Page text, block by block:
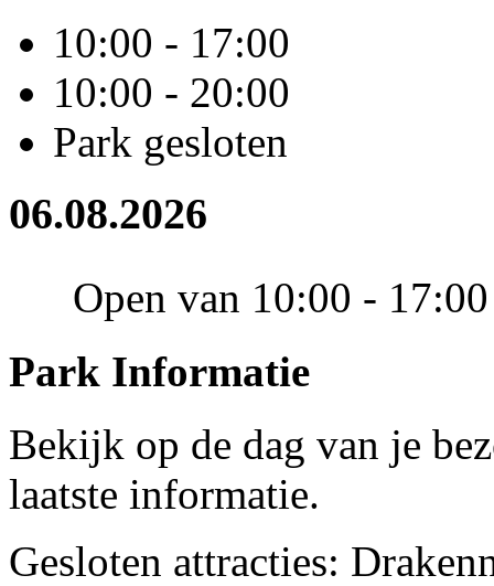
10:00 - 17:00
10:00 - 20:00
Park gesloten
06.08.2026
Open van 10:00 - 17:00
Park Informatie
Bekijk op de dag van je
laatste informatie.
Gesloten attracties: